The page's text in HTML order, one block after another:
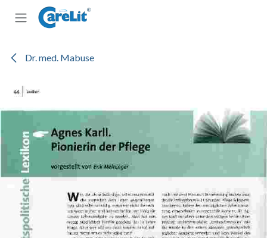
Zum Inhalt springen
Dr. med. Mabuse